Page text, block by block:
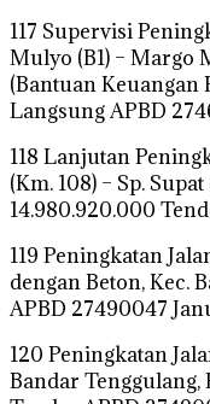
117 Supervisi
Mulyo (B1) – Margo
(Bantuan Keuangan
Langsung APBD
118 Lanjutan
(Km. 108) – Sp.
14.980.920.000
119 Peningkatan
dengan Beton, Kec.
APBD 27490047
120 Peningkatan
Bandar Tenggulang,